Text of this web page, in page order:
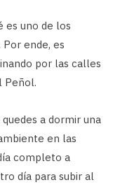
es uno de los
ende, es
por las calles
Peñol.
a dormir una
en las
completo a
día para subir al